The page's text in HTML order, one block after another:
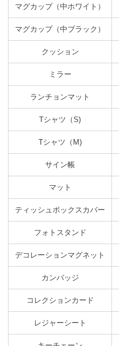
マグカップ（中ホワイト）
マグカップ（中ブラック）
クッション
ミラー
ランチョンマット
Tシャツ（S)
Tシャツ（M)
サイン帳
マット
ティッシュボックスカバー
フォトスタンド
デコレーションマグネット
カンバッジ
コレクションカード
レジャーシート